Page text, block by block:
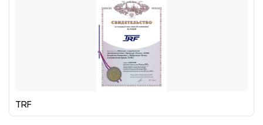
TRF